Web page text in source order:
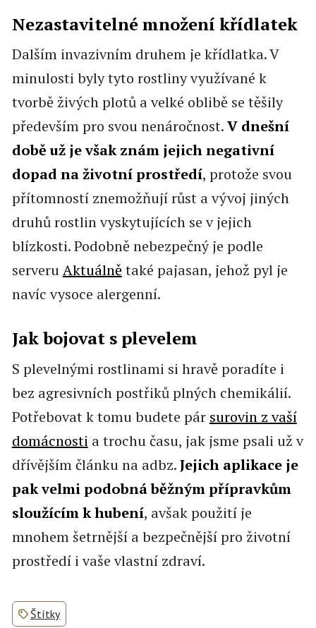
Nezastavitelné množení křídlatek
Dalším invazivním druhem je křídlatka. V
minulosti byly tyto rostliny využívané k
tvorbě živých plotů a velké oblibě se těšily
především pro svou nenáročnost.V dnešní
době už je však znám jejich negativní
dopad na životní prostředí, protože svou
přítomností znemožňují růst a vývoj jiných
druhů rostlin vyskytujících se v jejich
blízkosti. Podobně nebezpečný je podle
serveruAktuálnětaké pajasan, jehož pyl je
navíc vysoce alergenní.
Jak bojovat s plevelem
S plevelnými rostlinami si hravě poradíte i
bez agresivních postřiků plných chemikálií.
Potřebovat k tomu budete pár surovin z vaší
domácnosti a trochu času, jak jsme psali už v
dřívějším článku na adbz.Jejich aplikace je
pak velmi podobná běžným přípravkům
sloužícím k hubení, avšak použití je
mnohem šetrnější a bezpečnější pro životní
prostředí i vaše vlastní zdraví.
Štítky